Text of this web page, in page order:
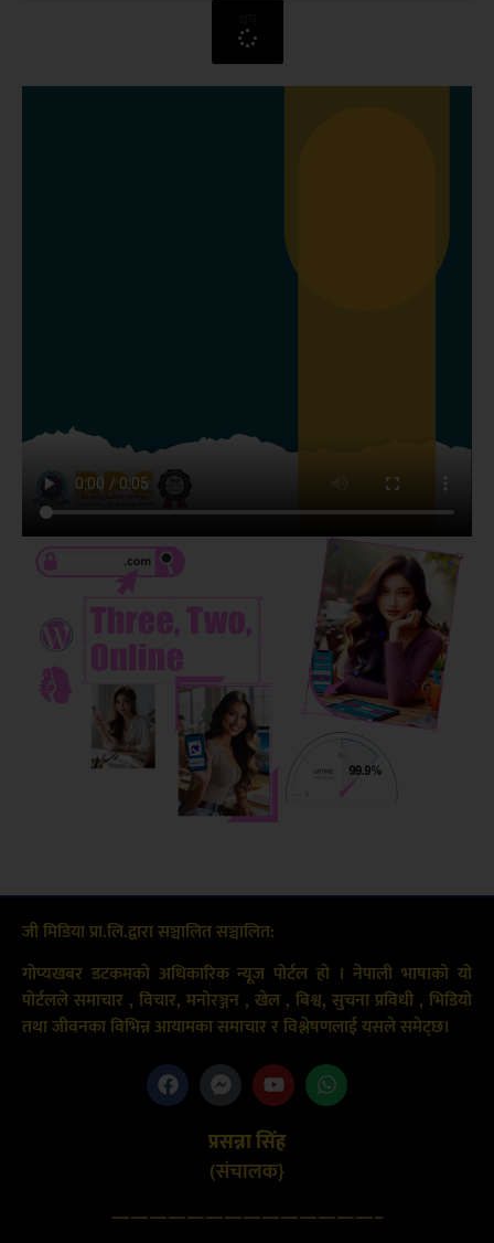
जी मिडिया प्रा.लि.द्वारा सञ्चालित सञ्चालित:
गोप्यखबर डटकमको अधिकारिक न्यूज पोर्टल हो । नेपाली भाषाको यो
पोर्टलले समाचार , विचार, मनोरञ्जन , खेल , बिश्व, सुचना प्रविधी , भिडियो
तथा जीवनका विभिन्न आयामका समाचार र विश्लेषणलाई यसले समेट्छ।
प्रसन्ना सिंह
(संचालक}
——————————————–